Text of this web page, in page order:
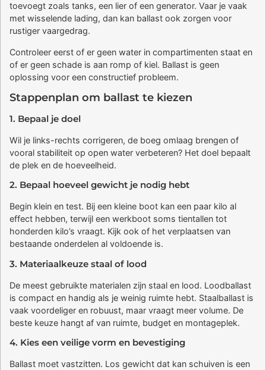
toevoegt zoals tanks, een lier of een generator. Vaar je vaak
met wisselende lading, dan kan ballast ook zorgen voor
rustiger vaargedrag.
Controleer eerst of er geen water in compartimenten staat en
of er geen schade is aan romp of kiel. Ballast is geen
oplossing voor een constructief probleem.
Stappenplan om ballast te kiezen
1. Bepaal je doel
Wil je links-rechts corrigeren, de boeg omlaag brengen of
vooral stabiliteit op open water verbeteren? Het doel bepaalt
de plek en de hoeveelheid.
2. Bepaal hoeveel gewicht je nodig hebt
Begin klein en test. Bij een kleine boot kan een paar kilo al
effect hebben, terwijl een werkboot soms tientallen tot
honderden kilo’s vraagt. Kijk ook of het verplaatsen van
bestaande onderdelen al voldoende is.
3. Materiaalkeuze staal of lood
De meest gebruikte materialen zijn staal en lood. Loodballast
is compact en handig als je weinig ruimte hebt. Staalballast is
vaak voordeliger en robuust, maar vraagt meer volume. De
beste keuze hangt af van ruimte, budget en montageplek.
4. Kies een veilige vorm en bevestiging
Ballast moet vastzitten. Los gewicht dat kan schuiven is een